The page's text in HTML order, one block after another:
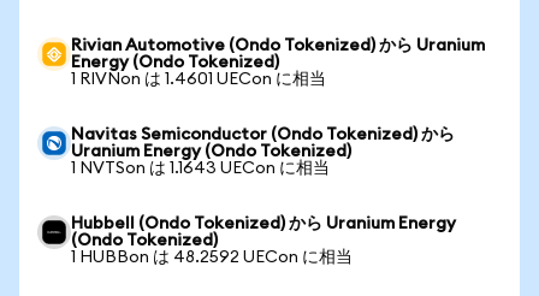
Rivian Automotive (Ondo Tokenized) から Uranium
Energy (Ondo Tokenized)
1 RIVNon は 1.4601 UECon に相当
Navitas Semiconductor (Ondo Tokenized) から
Uranium Energy (Ondo Tokenized)
1 NVTSon は 1.1643 UECon に相当
Hubbell (Ondo Tokenized) から Uranium Energy
(Ondo Tokenized)
1 HUBBon は 48.2592 UECon に相当